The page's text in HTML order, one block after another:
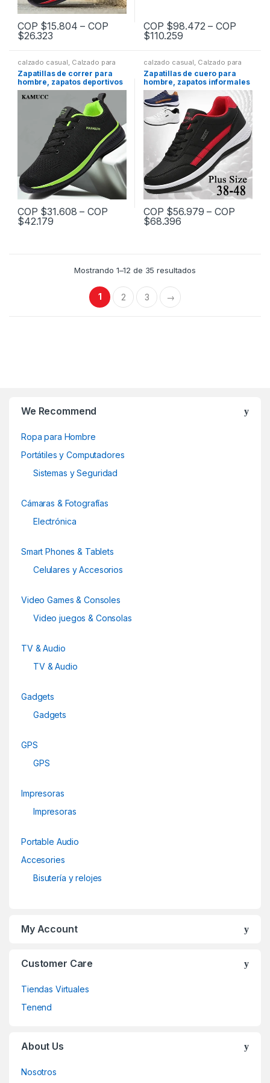
la
de
de
COP $15.804 –COP
$26.323
Este
tiene
múltiples
variantes.
pueden
elegir
en
la
de
COP $98.472 –COP
$110.259
Este
tiene
múltiples
variantes.
Las
opciones
pueden
elegir
en
la
de
calzado casual, Calzado para
hombre, Calzado y bolsos
Zapatillas de correr para
hombre, zapatos deportivos
cómodos para caminar,
ligeros, transpirables,
tendencia, 2021
COP $31.608 –COP
$42.179
Este
producto
calzado casual, Calzado para
hombre, Calzado y bolsos
Zapatillas de cuero para
hombre, zapatos informales
de tendencia, italianos,
transpirables,
antideslizantes,
vulcanizados
COP $56.979 –COP
$68.396
Este
Las
opciones
Mostrando 1–12 de 35 resultados
1 2 3 →
We Recommend
Ropa para Hombre
Portátiles y Computadores
Sistemas y Seguridad
Cámaras & Fotografías
Electrónica
Smart Phones & Tablets
Celulares y Accesorios
Video Games & Consoles
Video juegos & Consolas
TV & Audio
TV & Audio
Gadgets
Gadgets
GPS
GPS
Impresoras
Impresoras
Portable Audio
Accesories
Bisutería y relojes
My Account
Customer Care
Tiendas Virtuales
Tenend
About Us
Nosotros